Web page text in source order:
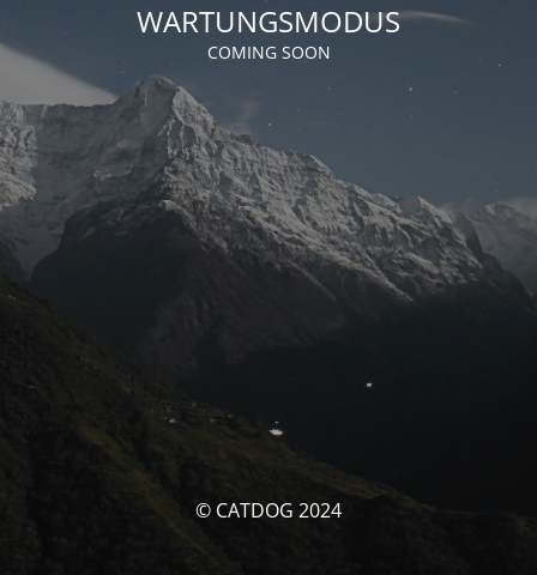
WARTUNGSMODUS
COMING SOON
© CATDOG 2024